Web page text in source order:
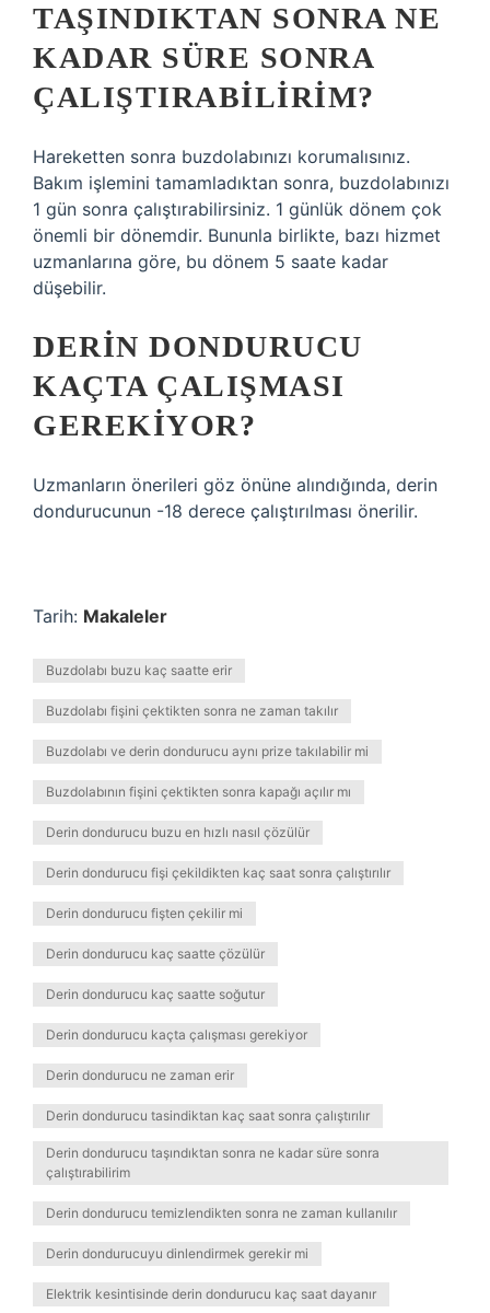
TAŞINDIKTAN SONRA NE
KADAR SÜRE SONRA
ÇALIŞTIRABILIRIM?
Hareketten sonra buzdolabınızı korumalısınız.
Bakım işlemini tamamladıktan sonra, buzdolabınızı
1 gün sonra çalıştırabilirsiniz. 1 günlük dönem çok
önemli bir dönemdir. Bununla birlikte, bazı hizmet
uzmanlarına göre, bu dönem 5 saate kadar
düşebilir.
DERIN DONDURUCU
KAÇTA ÇALIŞMASI
GEREKIYOR?
Uzmanların önerileri göz önüne alındığında, derin
dondurucunun -18 derece çalıştırılması önerilir.
Tarih: Makaleler
Buzdolabı buzu kaç saatte erir
Buzdolabı fişini çektikten sonra ne zaman takılır
Buzdolabı ve derin dondurucu aynı prize takılabilir mi
Buzdolabının fişini çektikten sonra kapağı açılır mı
Derin dondurucu buzu en hızlı nasıl çözülür
Derin dondurucu fişi çekildikten kaç saat sonra çalıştırılır
Derin dondurucu fişten çekilir mi
Derin dondurucu kaç saatte çözülür
Derin dondurucu kaç saatte soğutur
Derin dondurucu kaçta çalışması gerekiyor
Derin dondurucu ne zaman erir
Derin dondurucu tasindiktan kaç saat sonra çalıştırılır
Derin dondurucu taşındıktan sonra ne kadar süre sonra
çalıştırabilirim
Derin dondurucu temizlendikten sonra ne zaman kullanılır
Derin dondurucuyu dinlendirmek gerekir mi
Elektrik kesintisinde derin dondurucu kaç saat dayanır